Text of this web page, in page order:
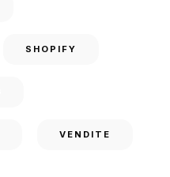
SHOPIFY
VENDITE